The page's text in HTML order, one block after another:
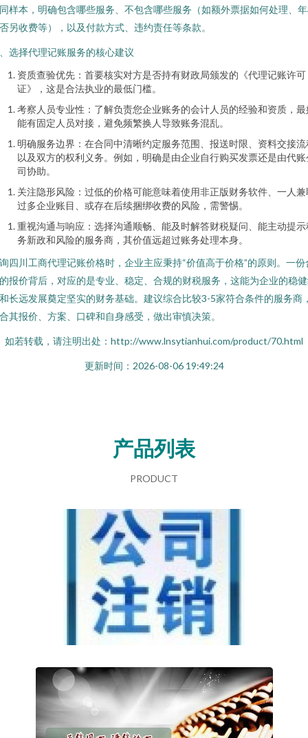
样本，明确包含哪些服务、不包含哪些服务（如额外票据如何处理、
另收费等），以及付款方式、违约责任等条款。
选择代理记账服务的核心建议
资质查验优先：首要核实对方是否持有财政局颁发的《代理记账许可
证》，这是合法执业的最低门槛。
考察人员专业性：了解负责您企业账务的会计人员的经验和资质，最
能有固定人员对接，避免频繁换人导致账务混乱。
明确服务边界：在合同中清晰约定服务范围、报送时限、资料交接流
以及双方的权利义务。例如，明确是由企业自行购买发票还是由代账
司协助。
关注隐形风险：过低的价格可能意味着使用非正版财务软件、一人兼
过多企业账目、或存在后续捆绑收费的风险，需警惕。
重视沟通与响应：选择沟通顺畅、能及时解答财税疑问、能主动提示
务新政和风险的服务商，其价值远超过账务处理本身。
四川工商代理记账价格时，企业主应秉持“价值高于价格”的原则。一份
报价背后，对应的是专业、稳定、合规的财税服务，这能为企业的稳
长远发展奠定坚实的财务基础。建议综合比较3-5家符合条件的服务商
其报价、方案、口碑和自身感受，做出审慎决策。
如若转载，请注明出处：http://www.lnsytianhui.com/product/70.html
更新时间：2026-08-06 19:49:24
产品列表
PRODUCT